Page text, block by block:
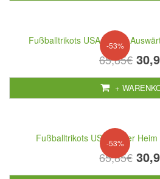
-53%
Fußballtrikots USA Kinder
65,85€
+
-53%
Fußballtrikots USA Kinder
65,85€